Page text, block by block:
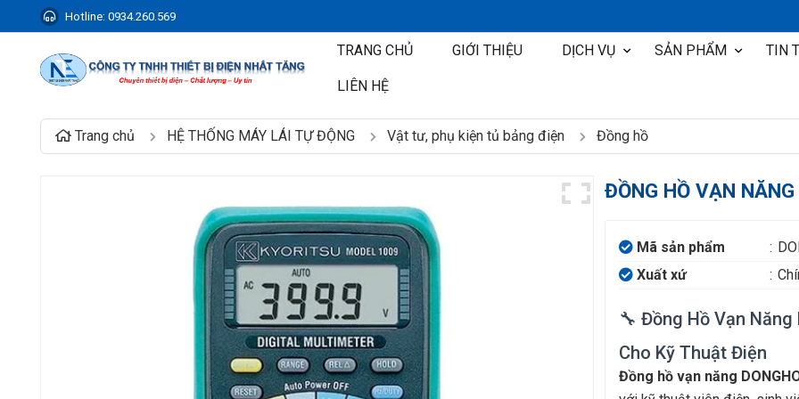
Hotline: 0934.260.569
TRANG CHỦ GIỚI THIỆU DỊCH VỤ SẢN PHẨM TIN
LIÊN HỆ
Trang chủ HỆ THỐNG MÁY LÁI TỰ ĐỘNG Vật tư, phụ kiện tủ bảng điện Đồng hồ
ĐỒNG HỒ VẠN
Mã sản phẩm :
Xuất xứ
:
🔧 Đồng Hồ Vạn
Cho Kỹ Thuật Điện
Đồng hồ vạn năng